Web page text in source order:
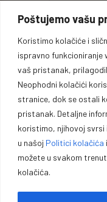
Poštujemo vašu
Koristimo kolačiće i
ispravno funkcioniranje
vaš pristanak,
Neophodni kolačići
stranice, dok se ostali
pristanak. Detaljne
koristimo, njihovoj
u našoj Politici kolačića i
možete u svakom
kolačića.
Uporedi proizvode
Adrese za dostavu
Detalji računa
Oprema za
našoj ponudi pronaći